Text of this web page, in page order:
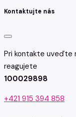
Kontaktujte nás
Pri kontakte uveďte
reagujete
100029898
+421 915 394 858